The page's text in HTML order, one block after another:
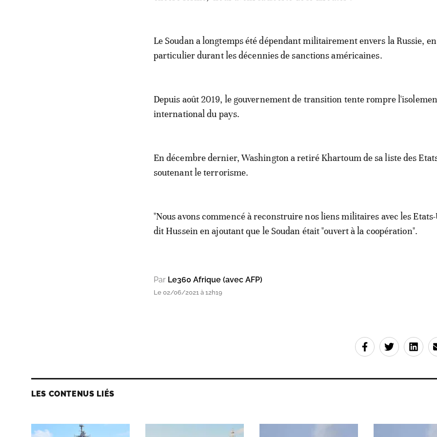
Le Soudan a longtemps été dépendant militairement envers la Russie, en
particulier durant les décennies de sanctions américaines.
Depuis août 2019, le gouvernement de transition tente rompre
international du pays.
En décembre dernier, Washington a retiré Khartoum de sa liste des
soutenant le terrorisme.
"Nous avons commencé à reconstruire nos liens militaires avec les
dit Hussein en ajoutant que le Soudan était "ouvert à la coopération".
Par Le360 Afrique (avec AFP)
Le 02/06/2021 à 12h19
LES CONTENUS LIÉS